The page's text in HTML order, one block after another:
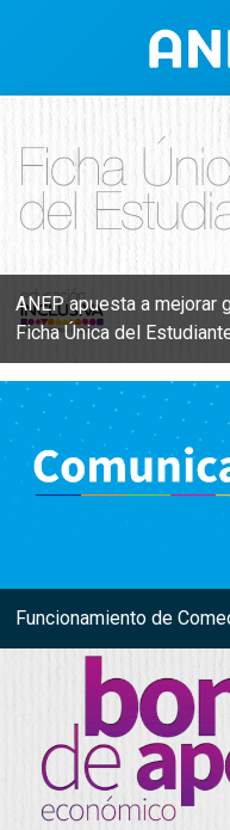
ANEP apuesta a mejorar
Ficha Única del
Funcionamiento de